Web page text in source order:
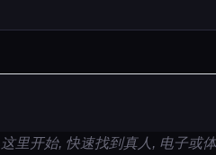
里开始, 快速找到真人, 电子或